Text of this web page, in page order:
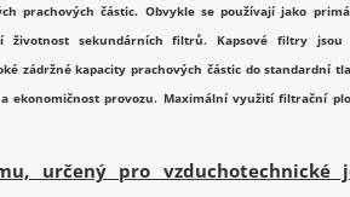
prachových částic. Obvykle se používají jako
životnost sekundárních filtrů. Kapsové filtry jsou
zádržné kapacity prachových částic do standardní
ekonomičnost provozu. Maximální využití filtrační
určený pro vzduchotechnické